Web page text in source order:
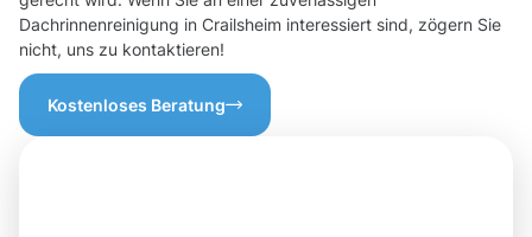
Dachrinnenreinigung in Crailsheim interessiert sind, zögern Sie
nicht, uns zu kontaktieren!
Kostenloses Beratung